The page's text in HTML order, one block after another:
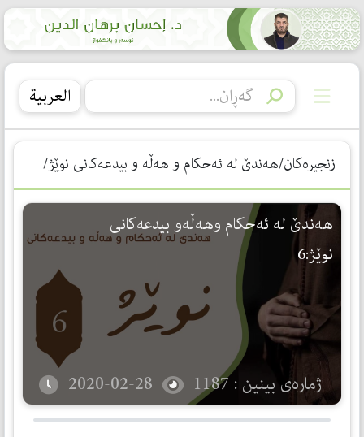
العربیة
زنجیرەکان/هەندێ لە ئەحکام و هەڵە و بیدعەکانی نوێژ/
هەندێ لە ئەحکام وهەڵەو بیدعەکانی
نوێژ:6
ژمارەی بینین : 1187 2020-02-28